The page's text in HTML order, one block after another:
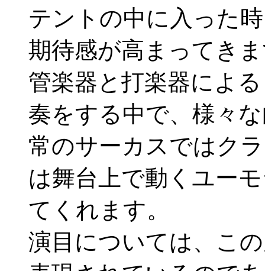
テントの中に入った
期待感が高まってき
管楽器と打楽器によ
奏をする中で、様々
常のサーカスではク
は舞台上で動くユー
てくれます。
演目については、こ